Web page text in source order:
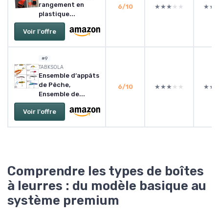
rangement en
plastique...
Voir l'offre
6/10 ★★★★★
★★★★★
#9
TABKSOLA
Ensemble d‘appâts
de Pêche,
Ensemble de...
Voir l'offre
6/10 ★★★★★
★★★★★
Comprendre les types de boîtes
à leurres : du modèle basique au
système premium